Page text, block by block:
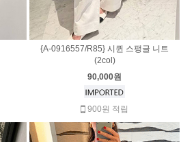
{A-0916557/R85} 시퀸 스팽글 니트
(2col)
90,000원
900원 적립